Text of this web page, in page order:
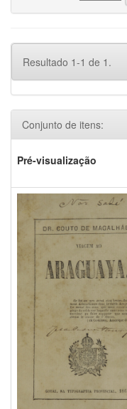
Resultado 1-1 de 1.
Conjunto de itens:
Pré-visualização